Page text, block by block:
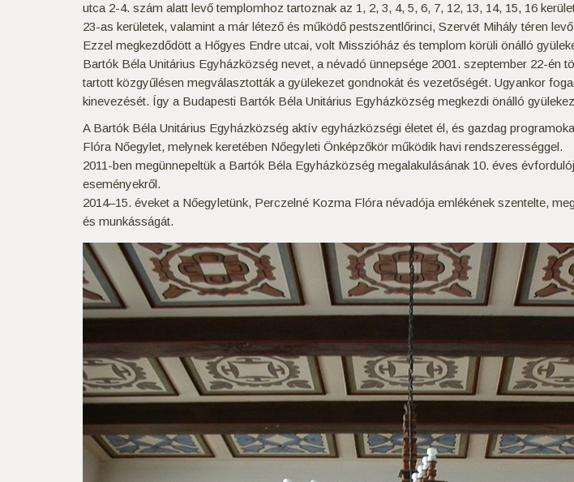
utca 2-4. szám alatt levő templomhoz tartoznak az 1, 2, 3, 4, 5, 6, 7, 12, 13, 14, 15, 16
23-as kerületek, valamint a már létező és működő pestszentlőrinci, Szervét Mihály téren
Ezzel megkezdődött a Hőgyes Endre utcai, volt Misszióház és templom körüli önálló
Bartók Béla Unitárius Egyházközség nevet, a névadó ünnepsége 2001. szeptember 22-én
tartott közgyűlésen megválasztották a gyülekezet gondnokát és vezetőségét. Ugyankor
kinevezését. Így a Budapesti Bartók Béla Unitárius Egyházközség megkezdi önálló
A Bartók Béla Unitárius Egyházközség aktív egyházközségi életet él, és gazdag
Flóra Nőegylet, melynek keretében Nőegyleti Önképzőkör működik havi rendszerességgel.
2011-ben megünnepeltük a Bartók Béla Egyházközség megalakulásának 10. éves
eseményekről.
2014–15. éveket a Nőegyletünk, Perczelné Kozma Flóra névadója emlékének szentelte,
és munkásságát.